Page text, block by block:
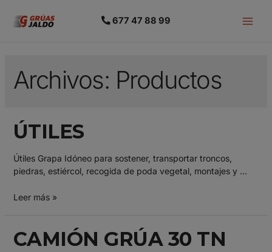
677 47 88 99
Archivos: Productos
ÚTILES
Útiles Grapa Idóneo para sostener, transportar troncos,
piedras, estiércol, recogida de poda vegetal, montajes y …
Leer más »
CAMIÓN GRÚA 30 TN